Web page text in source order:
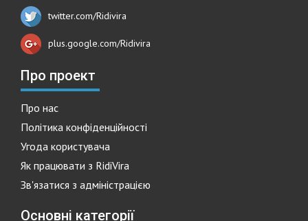
twitter.com/Ridivira
plus.google.com/Ridivira
Про проект
Про нас
Політика конфіденційності
Угода користувача
Як працювати з RidiVira
Зв'язатися з адміністрацією
Основні категорії